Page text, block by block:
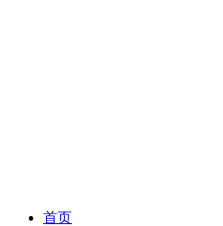
首页